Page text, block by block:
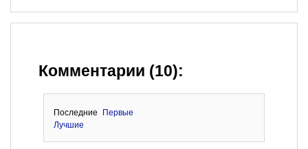
Комментарии (10):
Последние
Первые
Лучшие